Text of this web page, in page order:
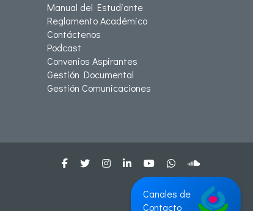
Manual del Estudiante
Reglamento Académico
Contáctenos
Podcast
Convenios Aspirantes
Gestión Documental
Gestión Comunicaciones
Canales de
Contacto